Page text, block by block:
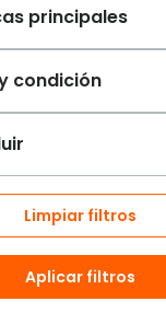
Limpiar filtros
Aplicar filtros